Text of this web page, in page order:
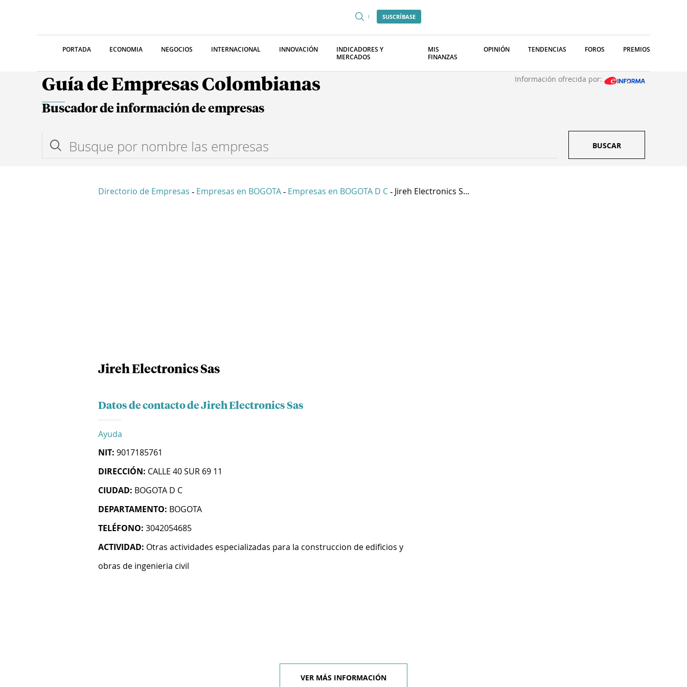
SUSCRÍBASE
PORTADA ECONOMIA NEGOCIOS INTERNACIONAL INNOVACIÓN
INDICADORES Y
MERCADOS
MIS
FINANZAS
OPINIÓN TENDENCIAS FOROS PREMIOS
Guía de Empresas Colombianas Información ofrecida por:
Buscador de información de empresas
BUSCAR
Directorio de Empresas - Empresas en BOGOTA - Empresas en BOGOTA D C - Jireh Electronics S...
Jireh Electronics Sas
Datos de contacto de Jireh Electronics Sas
Ayuda
NIT: 9017185761
DIRECCIÓN: CALLE 40 SUR 69 11
CIUDAD: BOGOTA D C
DEPARTAMENTO: BOGOTA
TELÉFONO: 3042054685
ACTIVIDAD: Otras actividades especializadas para la construccion de edificios y
obras de ingenieria civil
VER MÁS INFORMACIÓN